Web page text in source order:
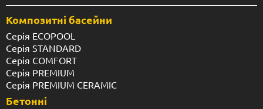
Композитні басейни
Серія ECOPOOL
Серія STANDARD
Серія COMFORT
Серія PREMIUM
Серія PREMIUM CERAMIC
Бетонні